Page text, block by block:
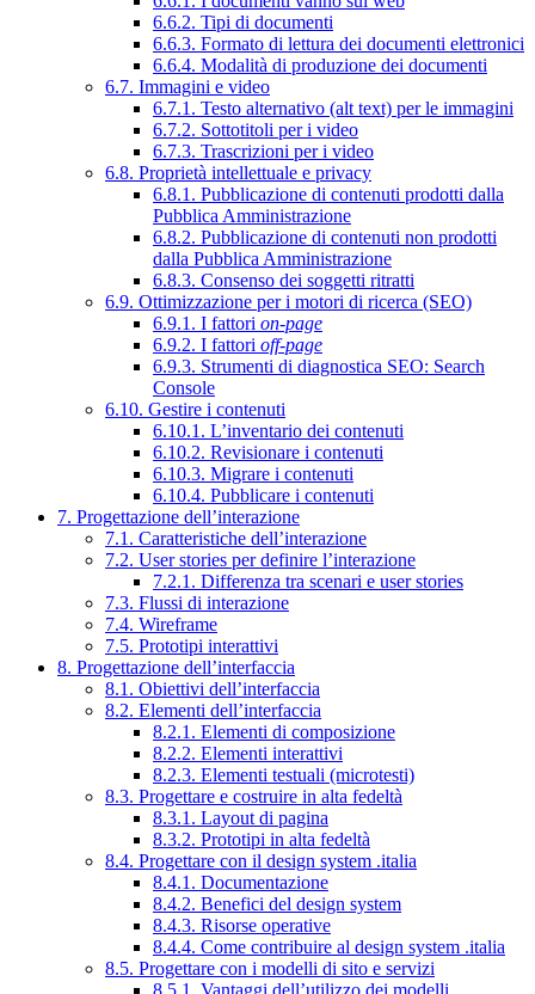
6.6.2. Tipi di documenti
6.6.3. Formato di lettura dei documenti elettronici
6.6.4. Modalità di produzione dei documenti
6.7. Immagini e video
6.7.1. Testo alternativo (alt text) per le immagini
6.7.2. Sottotitoli per i video
6.7.3. Trascrizioni per i video
6.8. Proprietà intellettuale e privacy
6.8.1. Pubblicazione di contenuti prodotti dalla
Pubblica Amministrazione
6.8.2. Pubblicazione di contenuti non prodotti
dalla Pubblica Amministrazione
6.8.3. Consenso dei soggetti ritratti
6.9. Ottimizzazione per i motori di ricerca (SEO)
6.9.1. I fattori on-page
6.9.2. I fattori off-page
6.9.3. Strumenti di diagnostica SEO: Search
Console
6.10. Gestire i contenuti
6.10.1. L’inventario dei contenuti
6.10.2. Revisionare i contenuti
6.10.3. Migrare i contenuti
6.10.4. Pubblicare i contenuti
7. Progettazione dell’interazione
7.1. Caratteristiche dell’interazione
7.2. User stories per definire l’interazione
7.2.1. Differenza tra scenari e user stories
7.3. Flussi di interazione
7.4. Wireframe
7.5. Prototipi interattivi
8. Progettazione dell’interfaccia
8.1. Obiettivi dell’interfaccia
8.2. Elementi dell’interfaccia
8.2.1. Elementi di composizione
8.2.2. Elementi interattivi
8.2.3. Elementi testuali (microtesti)
8.3. Progettare e costruire in alta fedeltà
8.3.1. Layout di pagina
8.3.2. Prototipi in alta fedeltà
8.4. Progettare con il design system .italia
8.4.1. Documentazione
8.4.2. Benefici del design system
8.4.3. Risorse operative
8.4.4. Come contribuire al design system .italia
8.5. Progettare con i modelli di sito e servizi
8.5.1. Vantaggi dell’utilizzo dei modelli